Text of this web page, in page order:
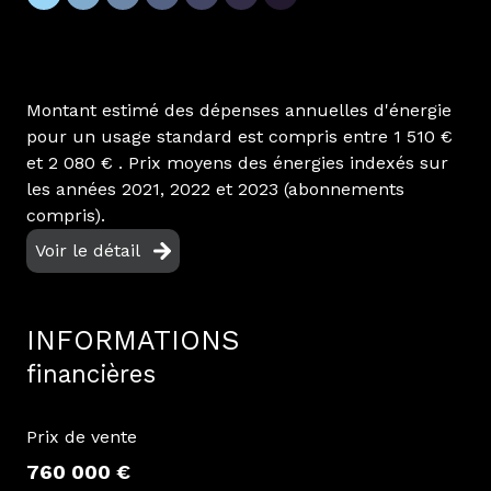
du marché de Labenne, Capbreton, Hossegor et
immobilier.
Montant estimé des dépenses annuelles d'énergie
pour un usage standard est compris entre 1 510 €
et 2 080 € . Prix moyens des énergies indexés sur
les années 2021, 2022 et 2023 (abonnements
compris).
Voir le détail
INFORMATIONS
financières
Prix de vente
760 000 €